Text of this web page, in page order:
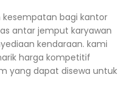
bagi kantor
antar jemput karyawan
kendaraan. kami
harga kompetitif
yang dapat disewa untuk